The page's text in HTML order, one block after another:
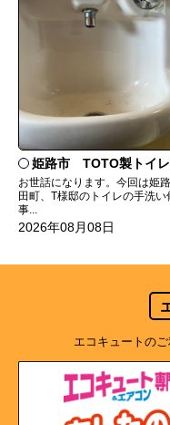
姫路市 TOTO製トイレ手洗いの水漏れ
お世話になります。今回は姫
田町、T様邸のトイレの手洗い
事...
2026年08月08日
エコキュートの